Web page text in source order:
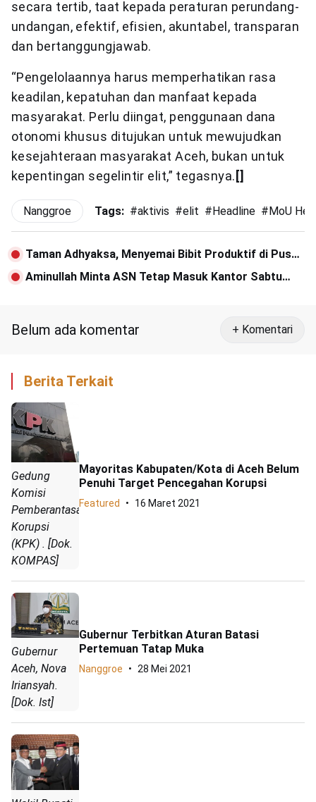
secara tertib, taat kepada peraturan perundang-
undangan, efektif, efisien, akuntabel, transparan
dan bertanggungjawab.
“Pengelolaannya harus memperhatikan rasa
keadilan, kepatuhan dan manfaat kepada
masyarakat. Perlu diingat, penggunaan dana
otonomi khusus ditujukan untuk mewujudkan
kesejahteraan masyarakat Aceh, bukan untuk
kepentingan segelintir elit,” tegasnya. []
Nanggroe Tags: #aktivis #elit # Headline # MoU
Taman Adhyaksa, Menyemai Bibit Produktif di Pusat
Banda Aceh
Aminullah Minta ASN Tetap Masuk Kantor Sabtu
Belum ada komentar + Komentari
Berita Terkait
Gedung
Komisi
Pemberantasan
Korupsi
(KPK) . [Dok.
KOMPAS]
Mayoritas Kabupaten/Kota di Aceh Belum
Penuhi Target Pencegahan Korupsi
Featured 16 Maret 2021
Gubernur
Aceh, Nova
Iriansyah.
[Dok. Ist]
Gubernur Terbitkan Aturan Batasi
Pertemuan Tatap Muka
Nanggroe 28 Mei 2021